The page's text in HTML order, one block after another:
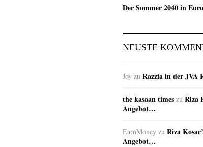
Der Sommer 2040 in
NEUSTE
Joy zu Razzia in der JVA
the kasaan times zu Riza
Angebot…
EarnMoney zu Riza
Angebot…